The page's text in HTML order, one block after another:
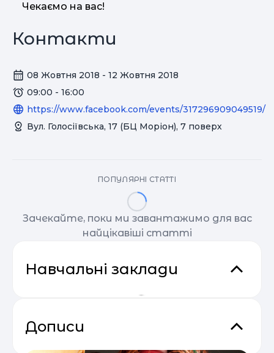
Чекаємо на вас!
Контакти
08 Жовтня 2018 - 12 Жовтня 2018
09:00 - 16:00
https://www.facebook.com/events/317296909049519/
Вул. Голосіївська, 17 (БЦ Моріон), 7 поверх
ПОПУЛЯРНІ СТАТТІ
Зачекайте, поки ми завантажимо для вас
найцікавіші статті
Навчальні заклади
Дописи